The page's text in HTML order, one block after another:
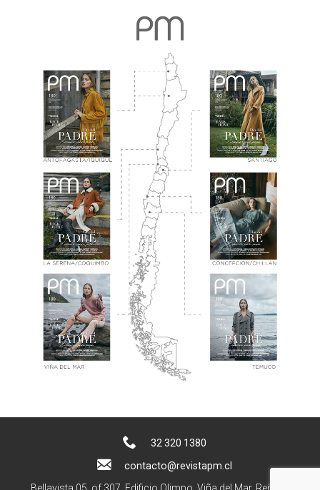
32 320 1380
contacto@revistapm.cl